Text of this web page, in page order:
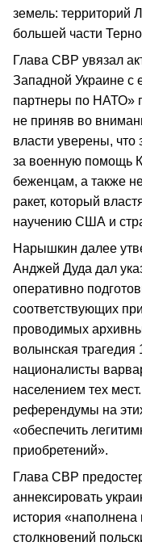
земель: территорий
большей части
Глава СВР увязал
Западной Украине с
партнеры по НАТО»
не приняв во
власти уверены,
за военную помощь
беженцам, а также
ракет, который
научению США и
Нарышкин далее
Анджей Дуда дал
оперативно
соответствующих
проводимых
волынская трагедия
националисты
населением тех
референдумы на
«обеспечить
приобретений».
Глава СВР
аннексировать
история
столкновений